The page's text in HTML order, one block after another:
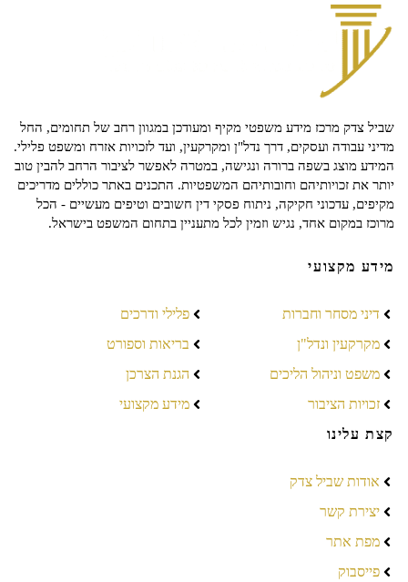
שביל צדק מרכז מידע משפטי מקיף ומעודכן במגוון רחב של תחומים, החל
מדיני עבודה ועסקים, דרך נדל"ן ומקרקעין, ועד לזכויות אזרח ומשפט פלילי.
המידע מוצג בשפה ברורה ונגישה, במטרה לאפשר לציבור הרחב להבין טוב
יותר את זכויותיהם וחובותיהם המשפטיות. התכנים באתר כוללים מדריכים
מקיפים, עדכוני חקיקה, ניתוח פסקי דין חשובים וטיפים מעשיים - הכל
מרוכז במקום אחד, נגיש וזמין לכל מתעניין בתחום המשפט בישראל.
מידע מקצועי
דיני מסחר וחברות
מקרקעין ונדל"ן
משפט וניהול הליכים
זכויות הציבור
פלילי ודרכים
בריאות וספורט
הגנת הצרכן
מידע מקצועי
קצת עלינו
אודות שביל צדק
יצירת קשר
מפת אתר
פייסבוק